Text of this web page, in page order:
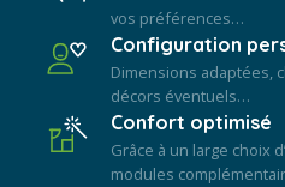
vos préférences…
Configuration
Dimensions adaptées,
décors éventuels…
Confort optimisé
Grâce à un large choix
modules